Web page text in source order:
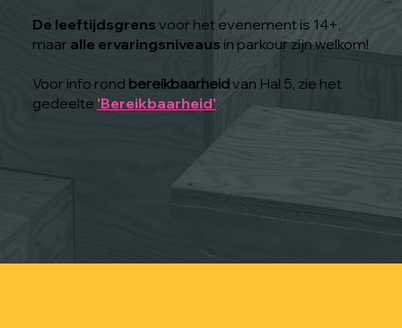
De leeftijdsgrens voor het evenement is 14+,
maar alle ervaringsniveaus in parkour zijn welkom!
Voor info rond bereikbaarheidvan Hal 5, zie het
gedeelte 'Bereikbaarheid'